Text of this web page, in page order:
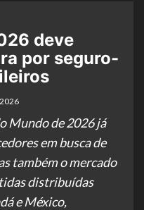
deve
por seguro-
Mundo de 2026 já
em busca de
também o mercado
distribuídas
e México,